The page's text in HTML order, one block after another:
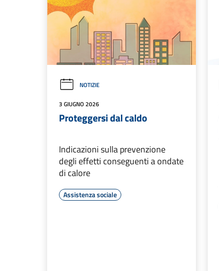
NOTIZIE
3 GIUGNO 2026
Proteggersi dal caldo
Indicazioni sulla prevenzione
degli effetti conseguenti a ondate
di calore
Assistenza sociale